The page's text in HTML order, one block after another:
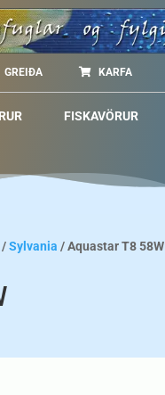
GREIÐA KARFA
FISKAVÖRUR
/Sylvania / Aquastar T8 58W